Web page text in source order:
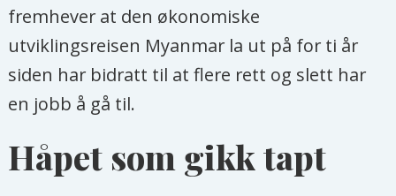
fremhever at den økonomiske
utviklingsreisen Myanmar la ut på for ti år
siden har bidratt til at flere rett og slett har
en jobb å gå til.
Håpet som gikk tapt